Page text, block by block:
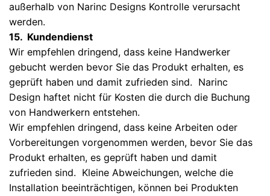
außerhalb von Narinc Designs Kontrolle verursacht
werden.
15. Kundendienst
Wir empfehlen dringend, dass keine Handwerker
gebucht werden bevor Sie das Produkt erhalten, es
geprüft haben und damit zufrieden sind. Narinc
Design haftet nicht für Kosten die durch die Buchung
von Handwerkern entstehen.
Wir empfehlen dringend, dass keine Arbeiten oder
Vorbereitungen vorgenommen werden, bevor Sie das
Produkt erhalten, es geprüft haben und damit
zufrieden sind. Kleine Abweichungen, welche die
Installation beeinträchtigen, können bei Produkten